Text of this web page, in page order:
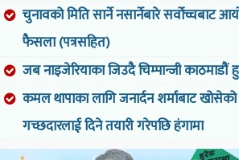
चुनावको मिति सार्ने नसार्नेबारे सर्वोच्चबाट
फैसला (पत्रसहित)
जब नाइजेरियाका जिउदै चिम्पान्जी काठमाडौं
कमल थापाका लागि जनार्दन शर्माबाट
गच्छदारलाई दिने तयारी गरेपछि हंगामा